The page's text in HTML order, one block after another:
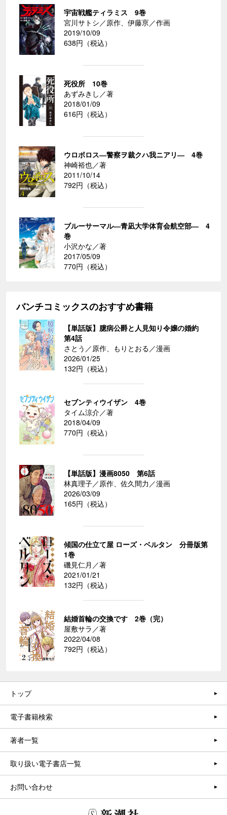
宇宙戦艦ティラミス 9巻
宮川サトシ／原作、伊藤亰／作画
2019/10/09
638円（税込）
死役所 10巻
あずみきし／著
2018/01/09
616円（税込）
ウロボロス―警察ヲ裁クハ我ニアリ― 4巻
神崎裕也／著
2011/10/14
792円（税込）
ブルーサーマル―青凪大学体育会航空部― 4
巻
小沢かな／著
2017/05/09
770円（税込）
バンチコミックスのおすすめ書籍
【単話版】臆病公爵と人見知り令嬢の婚約
第4話
さとう／原作、もりとおる／漫画
2026/01/25
132円（税込）
セブンティウイザン 4巻
タイム涼介／著
2018/04/09
770円（税込）
【単話版】漫画8050 第6話
林真理子／原作、佐久間力／漫画
2026/03/09
165円（税込）
傾国の仕立て屋 ローズ・ベルタン 分冊版第
1巻
磯見仁月／著
2021/01/21
132円（税込）
結婚首輪の交換です 2巻（完）
屋敷サラ／著
2022/04/08
792円（税込）
トップ
電子書籍検索
著者一覧
取り扱い電子書店一覧
お問い合わせ